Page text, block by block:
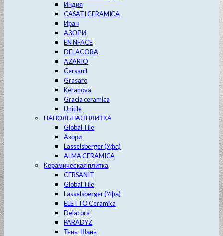
Индия
CASATI CERAMICA
Иран
АЗОРИ
EN NFACE
DELACORA
AZARIO
Cersanit
Grasaro
Keranova
Gracia ceramica
Unitile
НАПОЛЬНАЯ ПЛИТКА
Global Tile
Азори
Lasselsberger (Уфа)
ALMA CERAMICA
Керамическая плитка
CERSANIT
Global Tile
Lasselsberger (Уфа)
ELETTO Ceramica
Delacora
PARADYZ
Тянь-Шань